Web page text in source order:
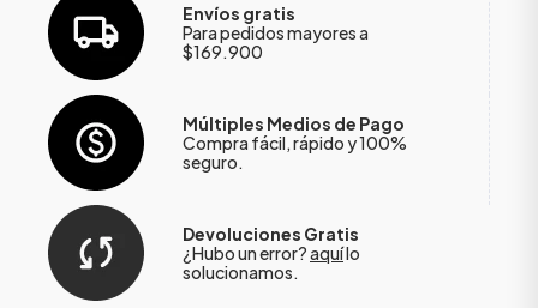
Envíos gratis
Para pedidos mayores a
$169.900
Múltiples Medios de Pago
Compra fácil, rápido y 100%
seguro.
Devoluciones Gratis
¿Hubo un error?aquílo
solucionamos.